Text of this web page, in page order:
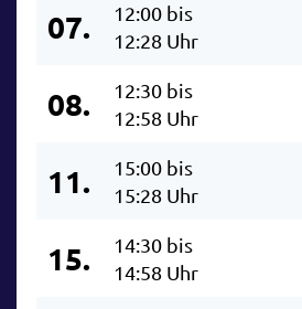
07.
12:00 bis
12:28 Uhr
08.
12:30 bis
12:58 Uhr
11.
15:00 bis
15:28 Uhr
15.
14:30 bis
14:58 Uhr